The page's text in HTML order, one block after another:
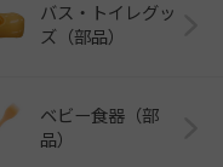
バス・トイレグッ
ズ（部品）
ベビー食器（部
品）